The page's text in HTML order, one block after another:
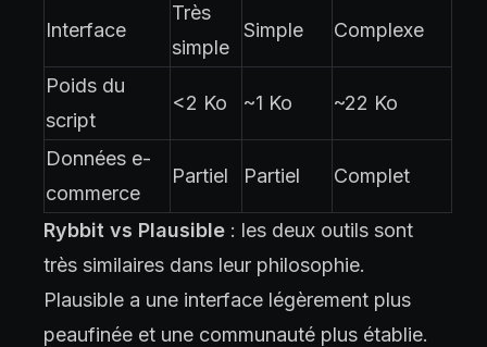
Interface
Très
simple
Simple Complexe
Poids du
script
<2 Ko ~1 Ko ~22 Ko
Données e-
commerce
Partiel Partiel Complet
Rybbit vs Plausible : les deux outils sont
très similaires dans leur philosophie.
Plausible a une interface légèrement plus
peaufinée et une communauté plus établie.